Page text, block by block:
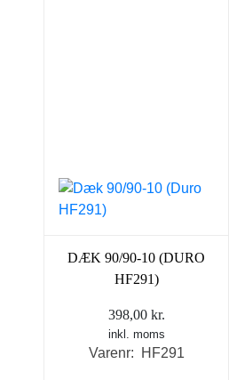
DÆK 90/90-10 (DURO
HF291)
398,00 kr.
inkl. moms
Varenr: HF291